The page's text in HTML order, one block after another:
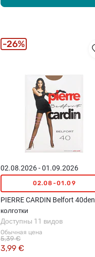
02.08.2026 - 01.09.2026
02.08-01.09
PIERRE CARDIN Belfort 40den
колготки
Обычная цена
3,99 €
5,39 €
Доступны 11 видов
26%